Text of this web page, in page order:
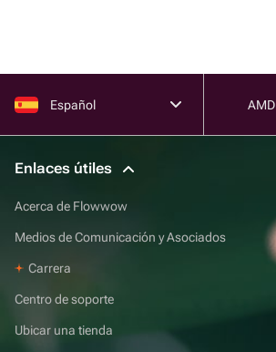
Español AMD
Enlaces útiles
Acerca de Flowwow
Medios de Comunicación y Asociados
Carrera
Centro de soporte
Ubicar una tienda